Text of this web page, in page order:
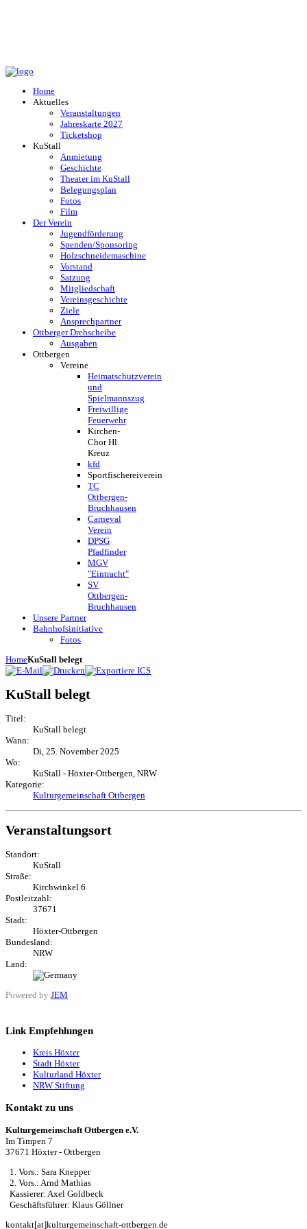
Home
Aktuelles
Veranstaltungen
Jahreskarte 2027
Ticketshop
KuStall
Anmietung
Geschichte
Theater im KuStall
Belegungsplan
Fotos
Film
Der Verein
Jugendförderung
Spenden/Sponsoring
Holzschneidemaschine
Vorstand
Satzung
Mitgliedschaft
Vereinsgeschichte
Ziele
Ansprechpartner
Ottberger Drehscheibe
Ausgaben
Ottbergen
Vereine
Heimatschutzverein
und
Spielmannszug
Freiwillige
Feuerwehr
Kirchen-
Chor Hl.
Kreuz
kfd
Sportfischereiverein
TC
Ottbergen-
Bruchhausen
Carneval
Verein
DPSG
Pfadfinder
MGV
"Eintracht"
SV
Ottbergen-
Bruchhausen
Unsere Partner
Bahnhofsinitiative
Fotos
HomeKuStall belegt
KuStall belegt
Titel:
KuStall belegt
Wann:
Di, 25. November 2025
Wo:
KuStall - Höxter-Ottbergen, NRW
Kategorie:
Kulturgemeinschaft Ottbergen
Veranstaltungsort
Standort:
KuStall
Straße:
Kirchwinkel 6
Postleitzahl:
37671
Stadt:
Höxter-Ottbergen
Bundesland:
NRW
Land:
Powered by JEM
Link Empfehlungen
Kreis Höxter
Stadt Höxter
Kulturland Höxter
NRW Stiftung
Kontakt zu uns
Kulturgemeinschaft Ottbergen e.V.
Im Timpen 7
37671 Höxter - Ottbergen
1. Vors.: Sara Knepper
2. Vors.: Arnd Mathias
Kassierer: Axel Goldbeck
Geschäftsführer: Klaus Göllner
kontakt[at]kulturgemeinschaft-ottbergen.de